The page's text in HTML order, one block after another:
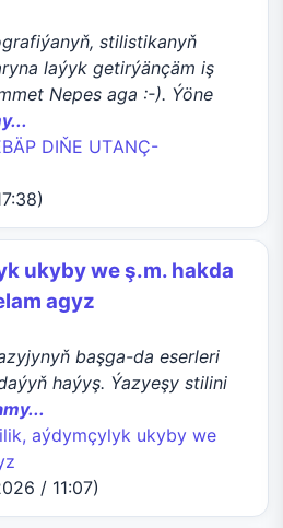
stilistikanyň
laýyk getirýänçäm iş
Nepes aga :-). Ýöne
DIŇE UTАNÇ-
ukyby we ş.m. hakda
agyz
başga-da eserleri
haýyş. Ýazyeşy stilini
aýdymçylyk ukyby we
/ 11:07)